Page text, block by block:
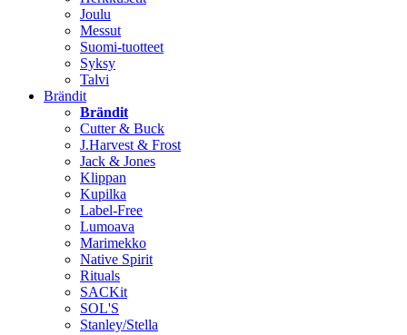
Joulu
Messut
Suomi-tuotteet
Syksy
Talvi
Brändit
Brändit
Cutter & Buck
J.Harvest & Frost
Jack & Jones
Klippan
Kupilka
Label-Free
Lumoava
Marimekko
Native Spirit
Rituals
SACKit
SOL'S
Stanley/Stella